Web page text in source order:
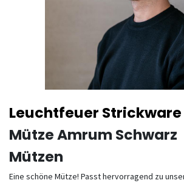
Leuchtfeuer Strickware
Mütze Amrum Schwarz
Mützen
Eine schöne Mütze! Passt hervorragend zu